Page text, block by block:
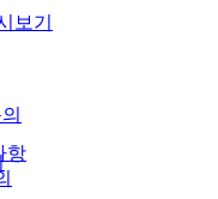
보기
항